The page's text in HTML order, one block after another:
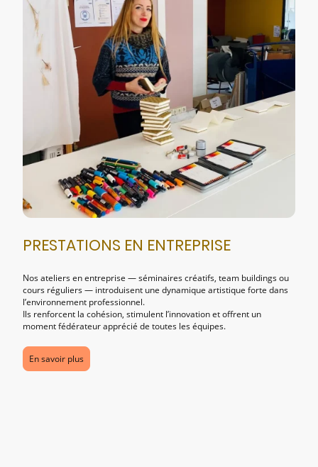
PRESTATIONS EN ENTREPRISE
Nos ateliers en entreprise — séminaires créatifs, team buildings ou
cours réguliers — introduisent une dynamique artistique forte dans
l’environnement professionnel.
Ils renforcent la cohésion, stimulent l’innovation et offrent un
moment fédérateur apprécié de toutes les équipes.
En savoir plus